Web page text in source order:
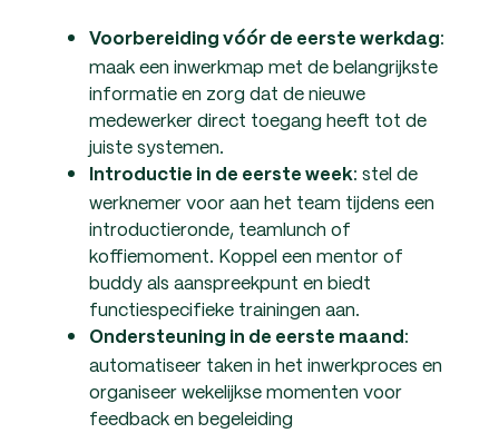
Voorbereiding vóór de eerste werkdag:
maak een inwerkmap met de belangrijkste
informatie en zorg dat de nieuwe
medewerker direct toegang heeft tot de
juiste systemen.
Introductie in de eerste week: stel de
werknemer voor aan het team tijdens een
introductieronde, teamlunch of
koffiemoment. Koppel een mentor of
buddy als aanspreekpunt en biedt
functiespecifieke trainingen aan.
Ondersteuning in de eerste maand :
automatiseer taken in het inwerkproces en
organiseer wekelijkse momenten voor
feedback en begeleiding